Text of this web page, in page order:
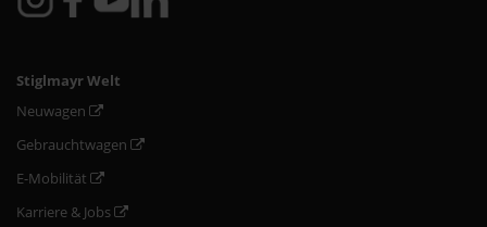
Stiglmayr Welt
Neuwagen
Gebrauchtwagen
E-Mobilität
Karriere & Jobs